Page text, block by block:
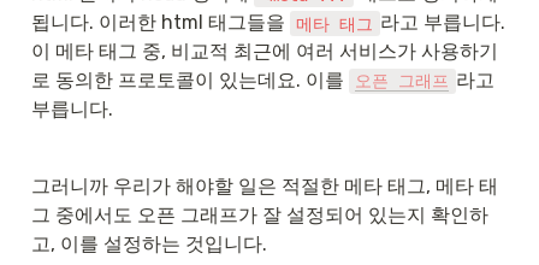
됩니다. 이러한 html 태그들을
메타 태그 라고 부릅니다.
이 메타 태그 중, 비교적 최근에 여러 서비스가 사용하기
로 동의한 프로토콜이 있는데요. 이를
오픈 그래프 라고
부릅니다.
그러니까 우리가 해야할 일은 적절한 메타 태그, 메타 태
그 중에서도 오픈 그래프가 잘 설정되어 있는지 확인하
고, 이를 설정하는 것입니다.